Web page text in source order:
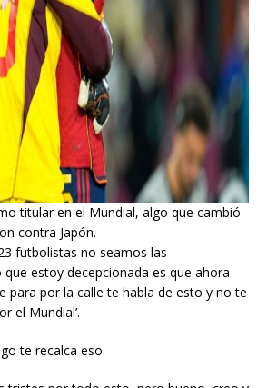
titular en el Mundial, algo que cambió
contra Japón.
futbolistas no seamos las
estoy decepcionada es que ahora
para por la calle te habla de esto y no te
el Mundial’.
te recalca eso.